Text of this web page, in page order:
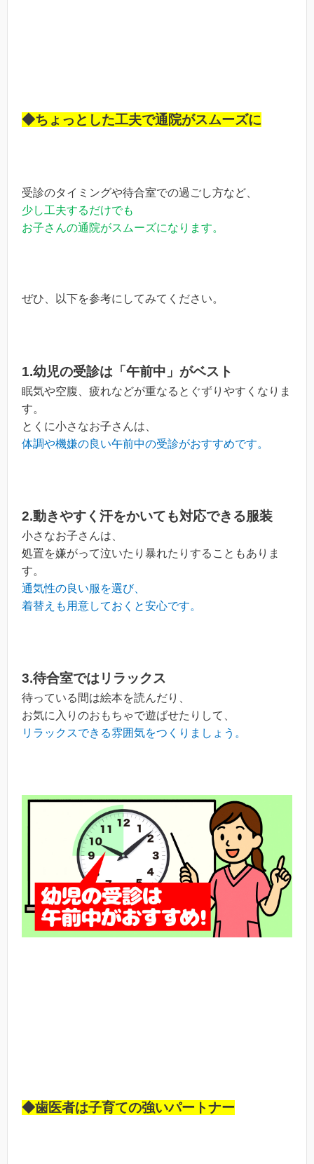
◆ちょっとした工夫で通院がスムーズに
受診のタイミングや待合室での過ごし方など、
少し工夫するだけでも
お子さんの通院がスムーズになります。
ぜひ、以下を参考にしてみてください。
1.幼児の受診は「午前中」がベスト
眠気や空腹、疲れなどが重なるとぐずりやすくなりま
す。
とくに小さなお子さんは、
体調や機嫌の良い午前中の受診がおすすめです。
2.動きやすく汗をかいても対応できる服装
小さなお子さんは、
処置を嫌がって泣いたり暴れたりすることもありま
す。
通気性の良い服を選び、
着替えも用意しておくと安心です。
3.待合室ではリラックス
待っている間は絵本を読んだり、
お気に入りのおもちゃで遊ばせたりして、
リラックスできる雰囲気をつくりましょう。
◆歯医者は子育ての強いパートナー